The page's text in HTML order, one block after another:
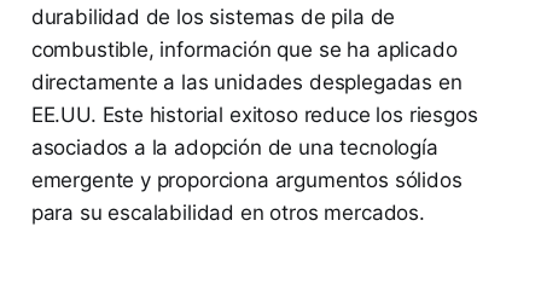
durabilidad de los sistemas de pila de
combustible, información que se ha aplicado
directamente a las unidades desplegadas en
EE.UU. Este historial exitoso reduce los riesgos
asociados a la adopción de una tecnología
emergente y proporciona argumentos sólidos
para su escalabilidad en otros mercados.